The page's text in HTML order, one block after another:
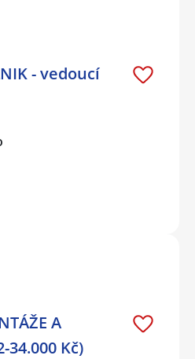
- vedoucí
A
34.000 Kč)